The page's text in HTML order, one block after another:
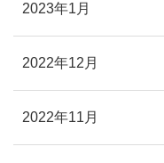
2023年1月
2022年12月
2022年11月